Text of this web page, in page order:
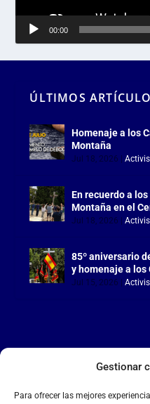
Gestionar
Para ofrecer las mejores
00:00
ÚLTIMOS
Homenaje a los
Montaña
Jul 18, 2026 |
En recuerdo a
Montaña en el
Jul 18, 2026 |
85º aniversario
y homenaje a los
Jul 15, 2026 |
LA FALANGE